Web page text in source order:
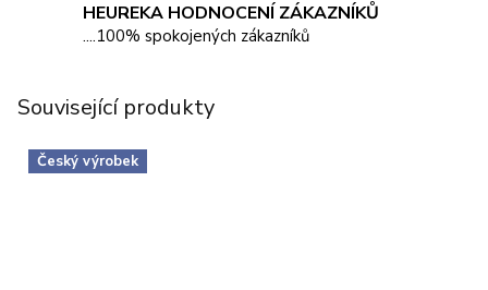
HEUREKA HODNOCENÍ ZÁKAZNÍKŮ
....100% spokojených zákazníků
Související produkty
Český výrobek